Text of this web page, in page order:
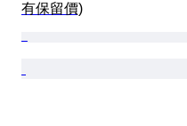
有保留價)